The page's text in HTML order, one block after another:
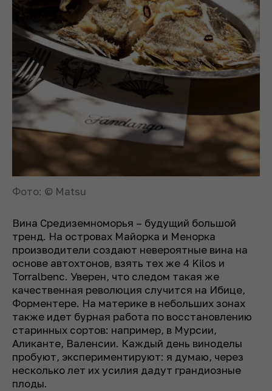
Фото: © Matsu
Вина Средиземноморья – будущий большой
тренд. На островах Майорка и Менорка
производители создают невероятные вина на
основе автохтонов, взять тех же 4 Kilos и
Torralbenc. Уверен, что следом такая же
качественная революция случится на Ибице,
Форментере. На материке в небольших зонах
также идет бурная работа по восстановлению
старинных сортов: например, в Мурсии,
Аликанте, Валенсии. Каждый день виноделы
пробуют, экспериментируют: я думаю, через
несколько лет их усилия дадут грандиозные
плоды.